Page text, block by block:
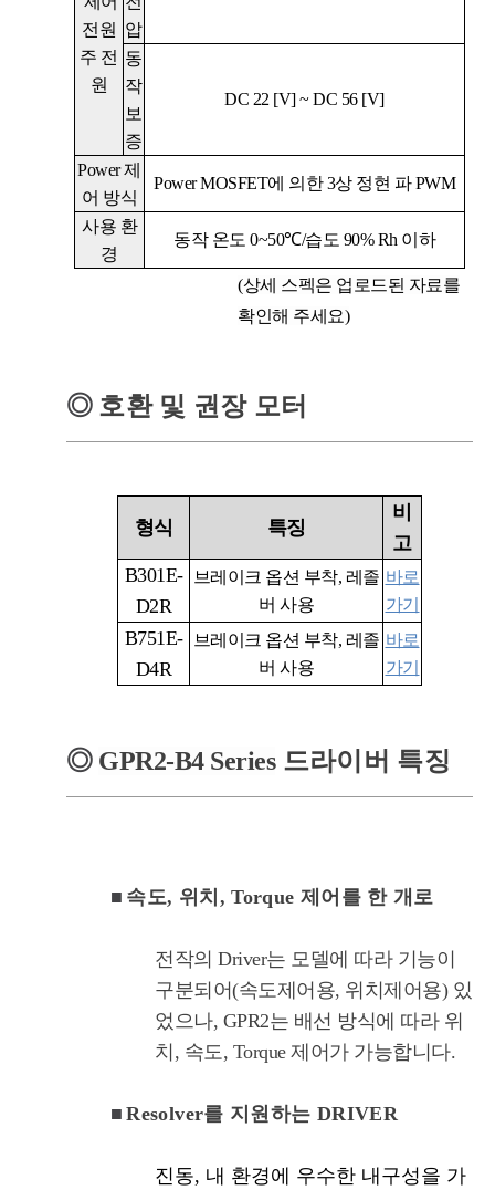
전원
주 전
원
압
동
작
보
증
DC 22 [V]~DC 56 [V]
Power제
어 방식
Power MOSFET에 의한3상 정현 파PWM
사용 환
경
동작 온도 0~50℃/습도 90% Rh 이하
(상세 스펙은 업로드된 자료를
확인해 주세요)
◎ 호환 및 권장 모터
형식 특징
비
고
B301E-
D2R
브레이크 옵션 부착, 레졸
버 사용
바로
가기
B751E-
D4R
브레이크 옵션 부착, 레졸
버 사용
바로
가기
◎ GPR2-B4 Series드라이버 특징
■ 속도, 위치, Torque 제어를 한 개로
전작의 Driver는 모델에 따라 기능이
구분되어(속도제어용, 위치제어용) 있
었으나, GPR2는 배선 방식에 따라 위
치, 속도, Torque 제어가 가능합니다.
■ Resolver를 지원하는 DRIVER
진동, 내 환경에 우수한 내구성을 가